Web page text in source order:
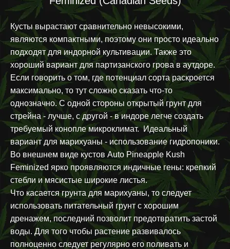
Кусты вырастают сравнительно невысокими,
являются компактными, поэтому они просто идеально
подходят для индорной культивации. Также это
хороший вариант для партизанского грова в аутдоре.
Если говорить о том, где потенциал сорта раскроется
максимально, то тут сложно сказать что-то
однозначно. С одной стороны открытый грунт для
стрейна - лучше, с другой - в индоре легче создать
требуемый конопле микроклимат. Идеальный
вариант для марихуаны - использование гидропоники.
Во внешнем виде кустов Auto Pineapple Kush
Feminized ярко проявляются индичные гены: крепкий
стебли и мясистые широкие листья.
Что касается грунта для марихуаны, то следует
использовать питательный грунт с хорошим
дренажем, последний позволит предотвратить застой
воды. Для того чтобы растение развивалось
полноценно следует регулярно его поливать и